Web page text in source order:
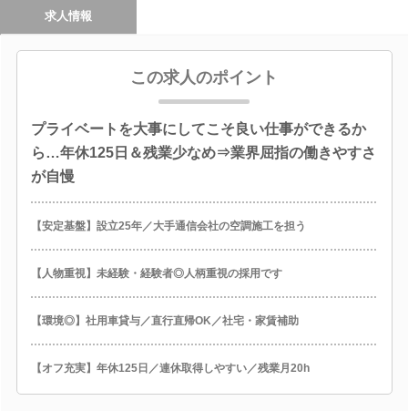
求人情報
この求人のポイント
プライベートを大事にしてこそ良い仕事ができるか
ら…年休125日＆残業少なめ⇒業界屈指の働きやすさ
が自慢
【安定基盤】設立25年／大手通信会社の空調施工を担う
【人物重視】未経験・経験者◎人柄重視の採用です
【環境◎】社用車貸与／直行直帰OK／社宅・家賃補助
【オフ充実】年休125日／連休取得しやすい／残業月20h